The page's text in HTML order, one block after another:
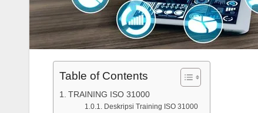
Table of Contents
TRAINING ISO 31000
Deskripsi Training ISO 31000